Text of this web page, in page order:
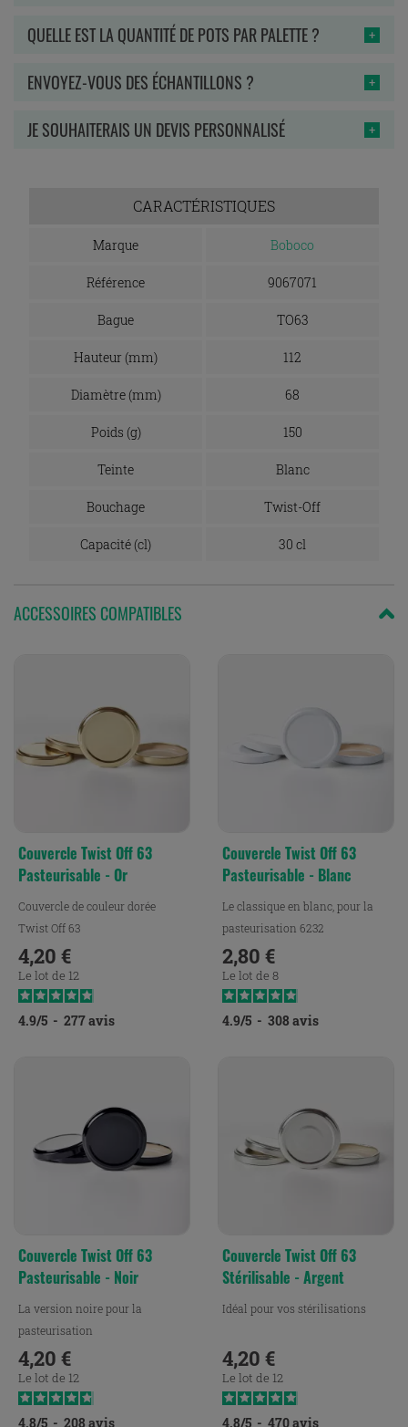
QUELLE EST LA QUANTITÉ DE POTS PAR PALETTE ?
ENVOYEZ-VOUS DES ÉCHANTILLONS ?
JE SOUHAITERAIS UN DEVIS PERSONNALISÉ
CARACTÉRISTIQUES
Marque Boboco
Référence 9067071
Bague TO63
Hauteur (mm) 112
Diamètre (mm) 68
Poids (g) 150
Teinte Blanc
Bouchage Twist-Off
Capacité (cl) 30 cl
ACCESSOIRES COMPATIBLES
Couvercle Twist Off 63
Pasteurisable - Or
Couvercle de couleur dorée
Twist Off 63
Prix
4,20 €
Le lot de 12
4.9/5 - 277avis
Couvercle Twist Off 63
Pasteurisable - Blanc
Le classique en blanc, pour la
pasteurisation 6232
Prix
2,80 €
Le lot de 8
4.9/5 - 308 avis
Couvercle Twist Off 63
Pasteurisable - Noir
La version noire pour la
pasteurisation
Prix
4,20 €
Le lot de 12
4.8/5 - 208 avis
Couvercle Twist Off 63
Stérilisable - Argent
Idéal pour vos stérilisations
Prix
4,20 €
Le lot de 12
4.8/5 - 470avis